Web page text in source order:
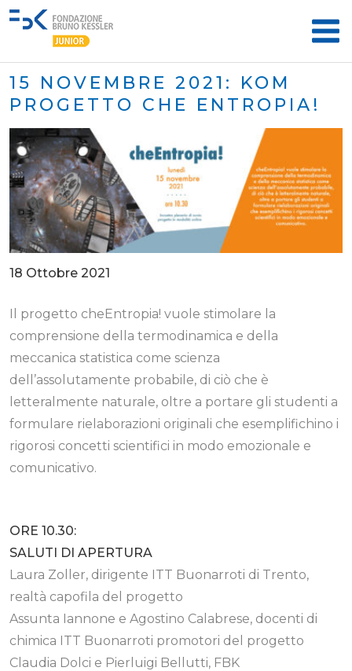
15 NOVEMBRE 2021: KOM
PROGETTO CHE ENTROPIA!
18 Ottobre 2021
Il progetto cheEntropia! vuole stimolare la
comprensione della termodinamica e della
meccanica statistica come scienza
dell’assolutamente probabile, di ciò che è
letteralmente naturale, oltre a portare gli studenti a
formulare rielaborazioni originali che esemplifichino i
rigorosi concetti scientifici in modo emozionale e
comunicativo.
ORE 10.30:
SALUTI DI APERTURA
Laura Zoller, dirigente ITT Buonarroti di Trento,
realtà capofila del progetto
Assunta Iannone e Agostino Calabrese, docenti di
chimica ITT Buonarroti promotori del progetto
Claudia Dolci e Pierluigi Bellutti, FBK